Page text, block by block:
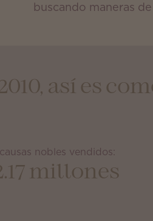
buscando maneras
así es
nobles vendidos:
millones